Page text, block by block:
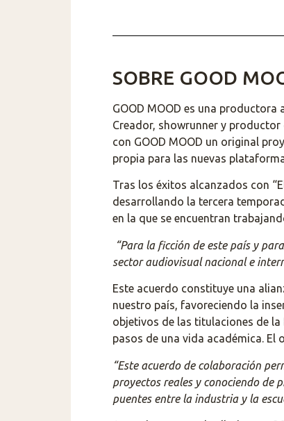
SOBRE GOOD
GOOD MOOD es una
Creador, showrunner y productor
con GOOD MOOD un original
propia para las nuevas
Tras los éxitos alcanzados con
desarrollando la tercera
en la que se encuentran
“Para la ficción de este país y
sector audiovisual nacional e
Este acuerdo constituye una
nuestro país, favoreciendo la
objetivos de las titulaciones de
pasos de una vida académica.
“Este acuerdo de colaboración
proyectos reales y conociendo de
puentes entre la industria y la